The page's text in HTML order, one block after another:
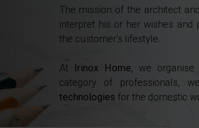
The mission of the architect
interpret his or her wishes and
the customer's lifestyle.
At Irinox Home, we
category of professionals,
technologies for the domestic